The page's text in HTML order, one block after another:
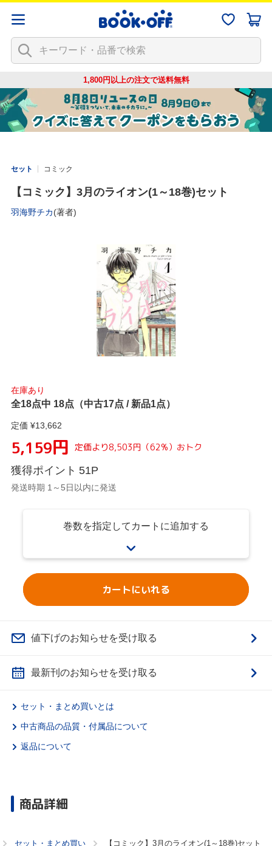
1,800円以上の注文で送料無料
セット コミック
【コミック】3月のライオン(1～18巻)セット
羽海野チカ(著者)
在庫あり
全18点中 18点（中古17点 / 新品1点）
定価 ¥13,662
5,159円 定価より8,503円 （62%） おトク
獲得ポイント 51P
発送時期 1～5日以内に発送
巻数を指定してカートに追加する
カートにいれる
値下げのお知らせを受け取る
最新刊のお知らせを受け取る
セット・まとめ買いとは
中古商品の品質・付属品について
返品について
商品詳細
セット・まとめ買い 【コミック】3月のライオン(1～18巻)セット